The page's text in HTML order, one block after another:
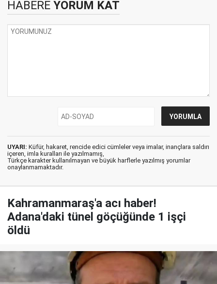
HABERE YORUM KAT
UYARI: Küfür, hakaret, rencide edici cümleler veya imalar, inançlara saldırı
içeren, imla kuralları ile yazılmamış,
Türkçe karakter kullanılmayan ve büyük harflerle yazılmış yorumlar
onaylanmamaktadır.
Kahramanmaraş'a acı haber!
Adana'daki tünel göçüğünde 1 işçi
öldü